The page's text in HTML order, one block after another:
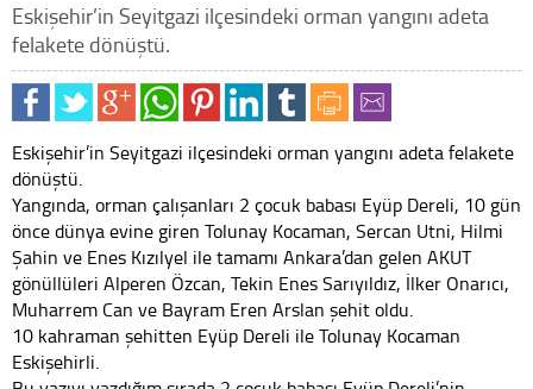
Eskişehir’in Seyitgazi ilçesindeki orman yangını adeta
felakete dönüştü.
Eskişehir’in Seyitgazi ilçesindeki orman yangını adeta felakete
dönüştü.
Yangında, orman çalışanları 2 çocuk babası Eyüp Dereli, 10 gün
önce dünya evine giren Tolunay Kocaman, Sercan Utni, Hilmi
Şahin ve Enes Kızılyel ile tamamı Ankara’dan gelen AKUT
gönüllüleri Alperen Özcan, Tekin Enes Sarıyıldız, İlker Onarıcı,
Muharrem Can ve Bayram Eren Arslan şehit oldu.
10 kahraman şehitten Eyüp Dereli ile Tolunay Kocaman
Eskişehirli.